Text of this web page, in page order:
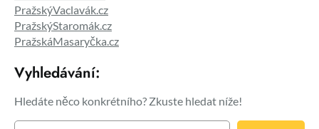
PražskýVaclavák.cz
PražskýStaromák.cz
PražskáMasaryčka.cz
Vyhledávání:
Hledáte něco konkrétního? Zkuste hledat níže!